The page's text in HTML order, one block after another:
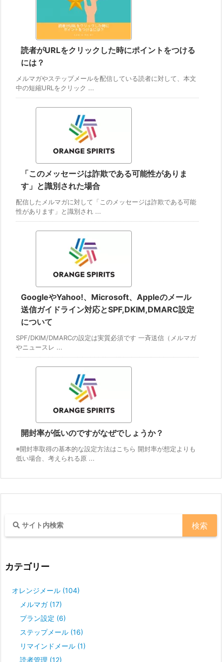
読者がURLをクリックした時にポイントをつける
には？
メルマガやステップメールを配信している読者に対して、本文
中の短縮URLをクリック ...
「このメッセージは詐欺である可能性がありま
す」と識別された場合
配信したメルマガに対して「このメッセージは詐欺である可能
性があります」と識別され ...
GoogleやYahoo!、Microsoft、Appleのメール
送信ガイドライン対応とSPF,DKIM,DMARC設定
について
SPF/DKIM/DMARCの設定は実質必須です 一斉送信（メルマガ
やニュースレ ...
開封率が低いのですがなぜでしょうか？
※開封率取得の基本的な設定方法はこちら 開封率が想定よりも
低い場合、考えられる原 ...
カテゴリー
オレンジメール (104)
メルマガ (17)
プラン設定 (6)
ステップメール (16)
リマインドメール (1)
読者管理 (12)